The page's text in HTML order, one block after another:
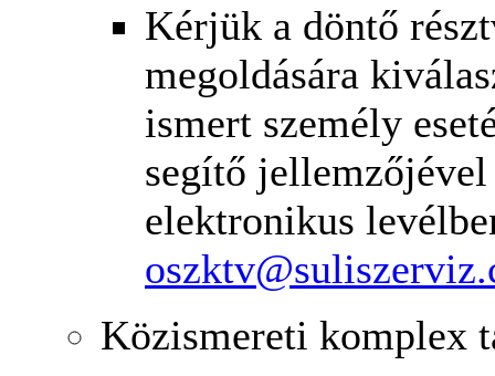
Kérjük a döntő
megoldására
ismert személy
segítő
elektronikus
Közismereti komplex